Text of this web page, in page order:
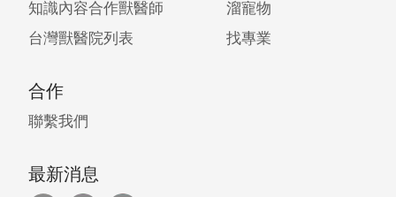
知識內容合作獸醫師
台灣獸醫院列表
溜寵物
找專業
合作
聯繫我們
最新消息